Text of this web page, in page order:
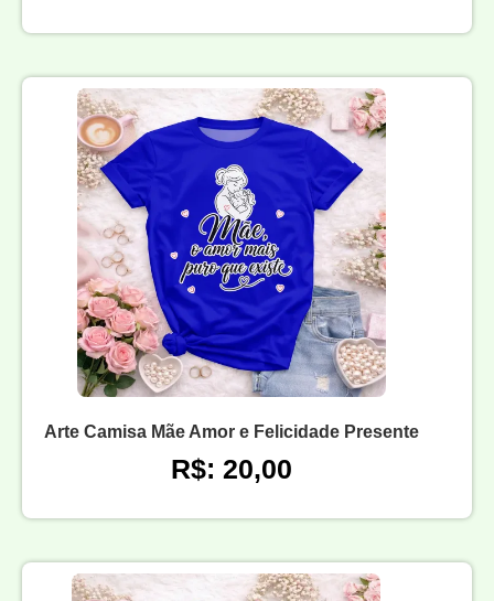
Arte Camisa Mãe Amor e Felicidade Presente
R$: 20,00